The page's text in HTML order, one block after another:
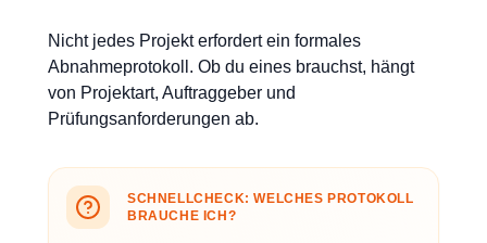
Nicht jedes Projekt erfordert ein formales
Abnahmeprotokoll. Ob du eines brauchst, hängt
von Projektart, Auftraggeber und
Prüfungsanforderungen ab.
SCHNELLCHECK: WELCHES PROTOKOLL
BRAUCHE ICH?